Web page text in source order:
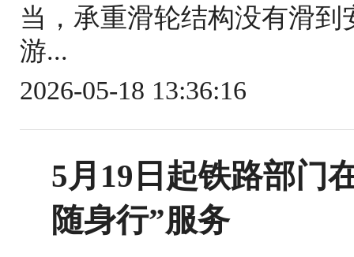
当，承重滑轮结构没有滑
游...
2026-05-18 13:36:16
5月19日起铁路部门
随身行”服务